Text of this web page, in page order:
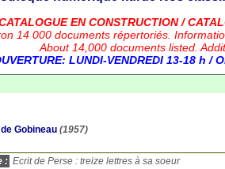
EN CONSTRUCTION /
14 000 documents répertoriés.
About 14,000 documents listed.
LUNDI-VENDREDI 13-18 h /
Gobineau(1957)
: Ecrit de Perse : treize lettres à sa soeur